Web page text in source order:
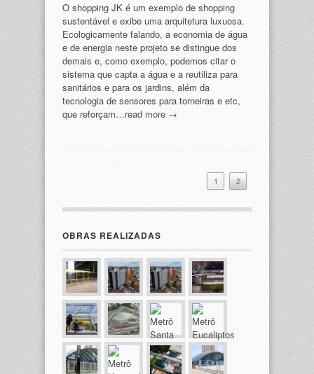
O shopping JK é um exemplo de shopping
sustentável e exibe uma arquitetura luxuosa.
Ecologicamente falando, a economia de água
e de energia neste projeto se distingue dos
demais e, como exemplo, podemos citar o
sistema que capta a água e a reutiliza para
sanitários e para os jardins, além da
tecnologia de sensores para torneiras e etc,
que reforçam…read more →
1 2
OBRAS REALIZADAS